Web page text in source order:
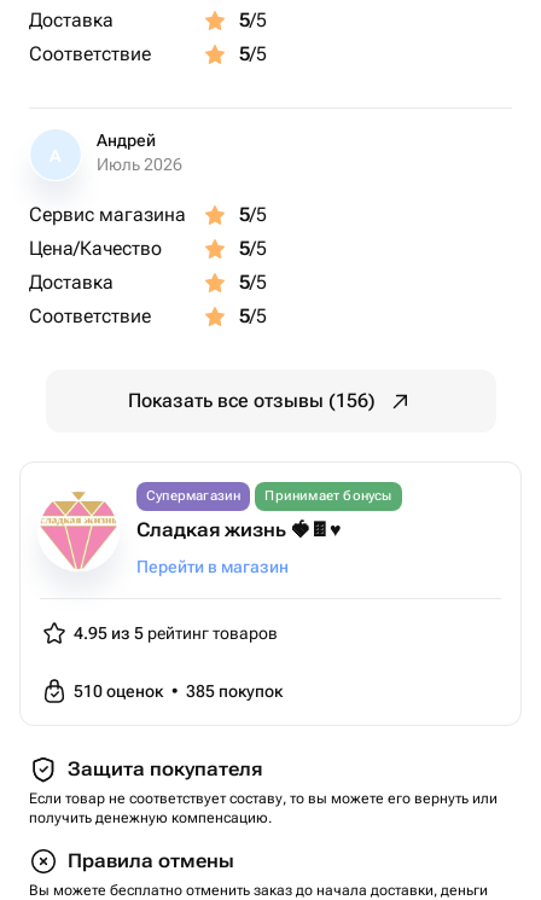
Доставка 5/5
Соответствие
5/5
А
Андрей
Июль 2026
Сервис магазина 5/5
Цена/Качество
5/5
Доставка
5/5
Соответствие
5/5
Показать все отзывы (156)
Супермагазин Принимает бонусы
Сладкая жизнь 🍓🍫♥️
Перейти в магазин
4.95 из 5 рейтинг товаров
510оценок • 385 покупок
Защита покупателя
Если товар не соответствует составу, то вы можете его вернуть или
получить денежную компенсацию.
Правила отмены
Вы можете бесплатно отменить заказ до начала доставки, деньги